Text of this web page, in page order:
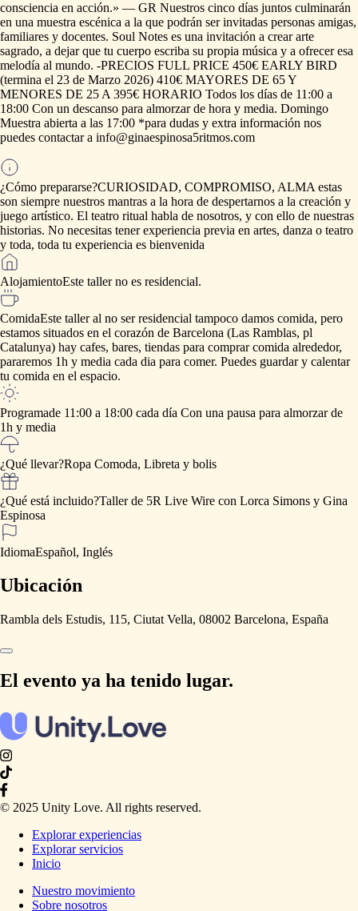
consciencia en acción.» — GR Nuestros cinco días juntos culminarán
en una muestra escénica a la que podrán ser invitadas personas amigas,
familiares y docentes. Soul Notes es una invitación a crear arte
sagrado, a dejar que tu cuerpo escriba su propia música y a ofrecer esa
melodía al mundo. -PRECIOS FULL PRICE 450€ EARLY BIRD
(termina el 23 de Marzo 2026) 410€ MAYORES DE 65Y
MENORES DE 25 A 395€ HORARIO Todos los días de 11:00 a
18:00 Con un descanso para almorzar de hora y media. Domingo
Muestra abierta a las 17:00 *para dudas y extra información nos
puedes contactar a info@ginaespinosa5ritmos.com
¿Cómo prepararse?CURIOSIDAD, COMPROMISO, ALMA estas
son siempre nuestros mantras a la hora de despertarnos a la creación y
juego artístico. El teatro ritual habla de nosotros, y con ello de nuestras
historias. No necesitas tener experiencia previa en artes, danza o teatro
y toda, toda tu experiencia es bienvenida
AlojamientoEste taller no es residencial.
ComidaEste taller al no ser residencial tampoco damos comida, pero
estamos situados en el corazón de Barcelona (Las Ramblas, pl
Catalunya) hay cafes, bares, tiendas para comprar comida alrededor,
pararemos 1h y media cada dia para comer. Puedes guardar y calentar
tu comida en el espacio.
Programade 11:00 a 18:00 cada día Con una pausa para almorzar de
1h y media
¿Qué llevar?Ropa Comoda, Libreta y bolis
¿Qué está incluido?Taller de 5R Live Wire con Lorca Simons y Gina
Espinosa
IdiomaEspañol, Inglés
Ubicación
Rambla dels Estudis, 115, Ciutat Vella, 08002 Barcelona, España
El evento ya ha tenido lugar.
© 2025 Unity Love. All rights reserved.
Explorar experiencias
Explorar servicios
Inicio
Nuestro movimiento
Sobre nosotros